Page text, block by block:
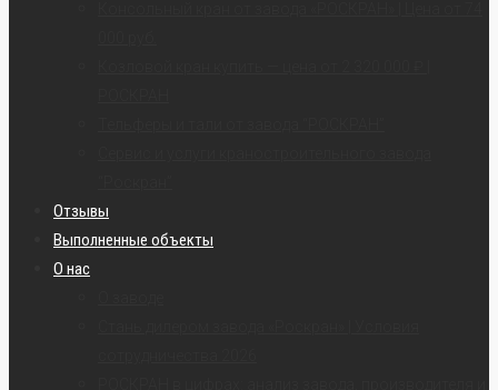
Отзывы
Выполненные объекты
О нас